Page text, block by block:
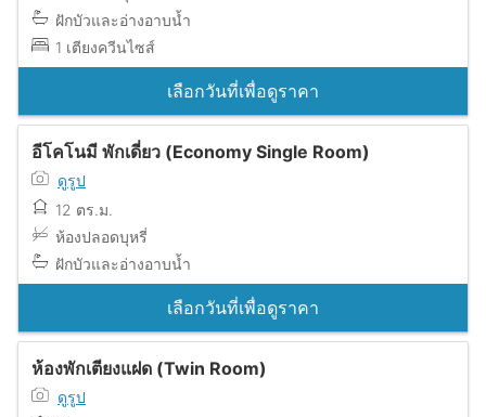
ฝักบัวและอ่างอาบน้ำ
1 เตียงควีนไซส์
เลือกวันที่เพื่อดูราคา
อีโคโนมี พักเดี่ยว (Economy Single Room)
ดูรูป
12 ตร.ม.
ห้องปลอดบุหรี่
ฝักบัวและอ่างอาบน้ำ
เลือกวันที่เพื่อดูราคา
ห้องพักเตียงแฝด (Twin Room)
ดูรูป